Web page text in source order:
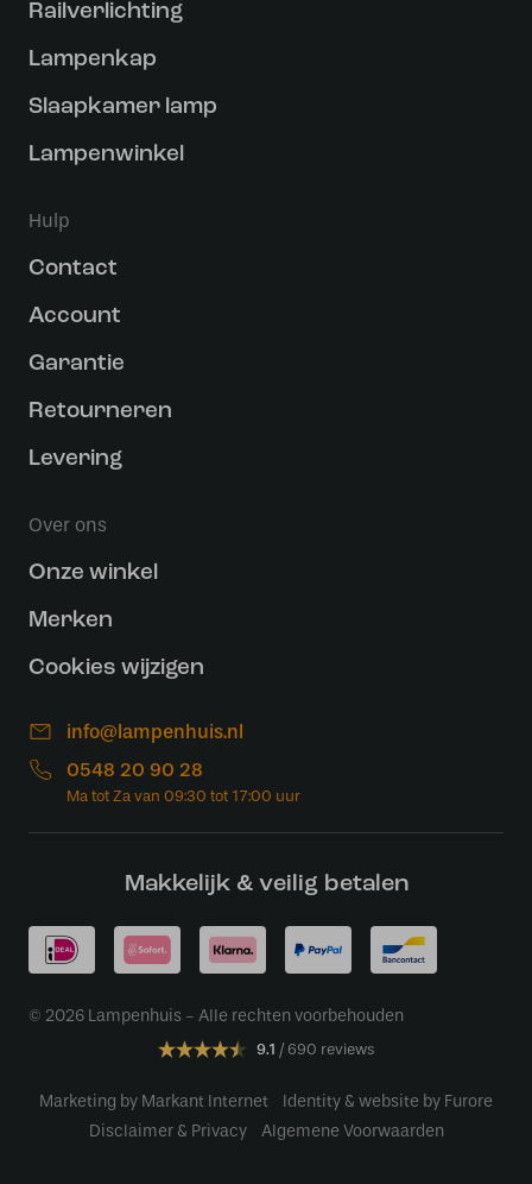
Railverlichting
Lampenkap
Slaapkamer lamp
Lampenwinkel
Hulp
Contact
Account
Garantie
Retourneren
Levering
Over ons
Onze winkel
Merken
Cookies wijzigen
info@lampenhuis.nl
0548 20 90 28
Makkelijk & veilig betalen
© 2026 Lampenhuis - Alle rechten voorbehouden
9.1 690 reviews
Marketing by Markant Internet
Identity & website by Furore
Disclaimer & Privacy
Algemene Voorwaarden